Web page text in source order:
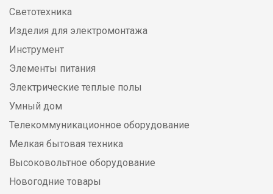
Светотехника
Изделия для электромонтажа
Инструмент
Элементы питания
Электрические теплые полы
Умный дом
Телекоммуникационное оборудование
Мелкая бытовая техника
Высоковольтное оборудование
Новогодние товары